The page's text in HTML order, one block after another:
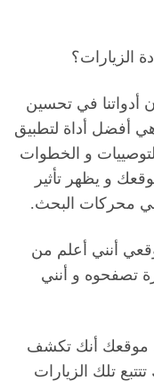
الزيارات؟
أدواتنا في تحسين
أفضل أداة لتطبيق
و الخطوات
و يظهر تأثير
محركات البحث.
أنني أعلم من
تصفحوه و أنني
موقعك أنك تكشف
تلك الزيارات